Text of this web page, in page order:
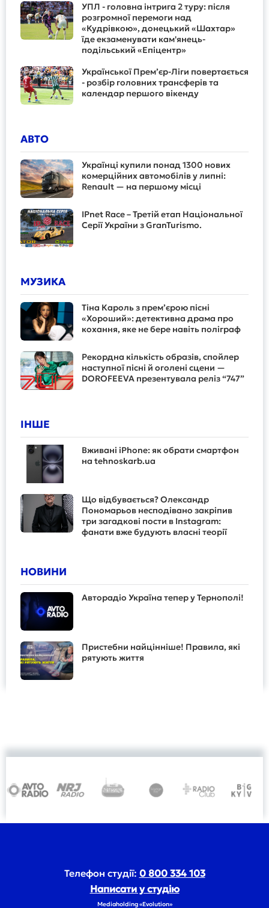
УПЛ - головна інтрига 2 туру: після
розгромної перемоги над
«Кудрівкою», донецький «Шахтар»
їде екзаменувати кам'янець-
подільський «Епіцентр»
Української Прем’єр-Ліги повертається
- розбір головних трансферів та
календар першого вікенду
АВТО
Українці купили понад 1300 нових
комерційних автомобілів у липні:
Renault — на першому місці
IPnet Race – Третій етап Національної
Серії України з GranTurismo.
МУЗИКА
Тіна Кароль з прем’єрою пісні
«Хороший»: детективна драма про
кохання, яке не бере навіть поліграф
Рекордна кількість образів, спойлер
наступної пісні й оголені сцени —
DOROFEEVA презентувала реліз “747”
ІНШЕ
Вживані iPhone: як обрати смартфон
на tehnoskarb.ua
Що відбувається? Олександр
Пономарьов несподівано закріпив
три загадкові пости в Instagram:
фанати вже будують власні теорії
НОВИНИ
Авторадіо Україна тепер у Тернополі!
Пристебни найцінніше! Правила, які
рятують життя
Телефон студії: 0 800 334 103
Написати у студію
Mediaholding «Evolution»